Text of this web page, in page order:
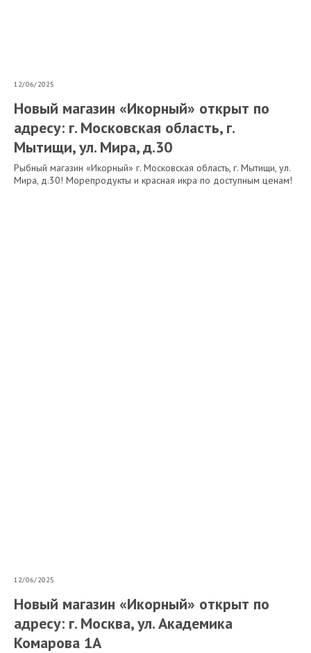
12/06/2025
Новый магазин «Икорный» открыт по
адресу: г. Московская область, г.
Мытищи, ул. Мира, д.30
Рыбный магазин «Икорный» г. Московская область, г. Мытищи, ул.
Мира, д.30! Морепродукты и красная икра по доступным ценам!
12/06/2025
Новый магазин «Икорный» открыт по
адресу: г. Москва, ул. Академика
Комарова 1А